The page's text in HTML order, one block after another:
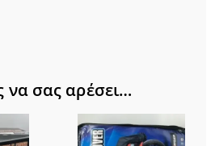
να σας αρέσει…